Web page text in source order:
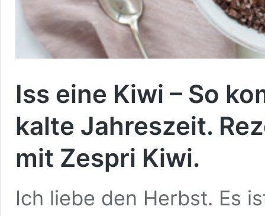
Iss eine Kiwi – So
kalte Jahreszeit.
mit Zespri Kiwi.
Ich liebe den Herbst. Es